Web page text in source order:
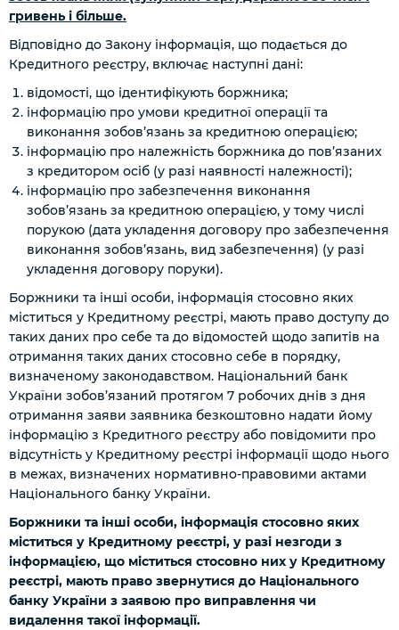
гривень і більше.
Відповідно до Закону інформація, що подається до
Кредитного реєстру, включає наступні дані:
відомості, що ідентифікують боржника;
інформацію про умови кредитної операції та
виконання зобов’язань за кредитною операцією;
інформацію про належність боржника до пов’язаних
з кредитором осіб (у разі наявності належності);
інформацію про забезпечення виконання
зобов’язань за кредитною операцією, у тому числі
порукою (дата укладення договору про забезпечення
виконання зобов’язань, вид забезпечення) (у разі
укладення договору поруки).
Боржники та інші особи, інформація стосовно яких
міститься у Кредитному реєстрі, мають право доступу до
таких даних про себе та до відомостей щодо запитів на
отримання таких даних стосовно себе в порядку,
визначеному законодавством. Національний банк
України зобов’язаний протягом 7 робочих днів з дня
отримання заяви заявника безкоштовно надати йому
інформацію з Кредитного реєстру або повідомити про
відсутність у Кредитному реєстрі інформації щодо нього
в межах, визначених нормативно-правовими актами
Національного банку України.
Боржники та інші особи, інформація стосовно яких
міститься у Кредитному реєстрі, у разі незгоди з
інформацією, що міститься стосовно них у Кредитному
реєстрі, мають право звернутися до Національного
банку України з заявою про виправлення чи
видалення такої інформації.